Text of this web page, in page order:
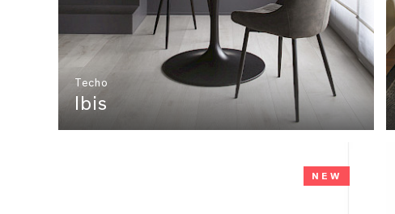
Techo
Ibis
NEW